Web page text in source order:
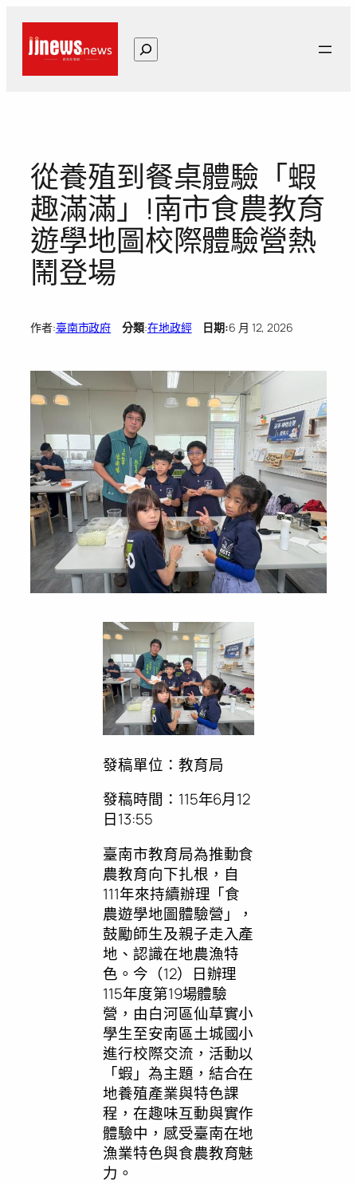
搜
尋
從養殖到餐桌體驗「蝦
趣滿滿」!南市食農教育
遊學地圖校際體驗營熱
鬧登場
作者:臺南市政府 分類:在地政經日期:6 月 12, 2026
發稿單位：教育局
發稿時間：115年6月12
日13:55
臺南市教育局為推動食
農教育向下扎根，自
111年來持續辦理「食
農遊學地圖體驗營」，
鼓勵師生及親子走入產
地、認識在地農漁特
色。今（12）日辦理
115年度第19場體驗
營，由白河區仙草實小
學生至安南區土城國小
進行校際交流，活動以
「蝦」為主題，結合在
地養殖產業與特色課
程，在趣味互動與實作
體驗中，感受臺南在地
漁業特色與食農教育魅
力。